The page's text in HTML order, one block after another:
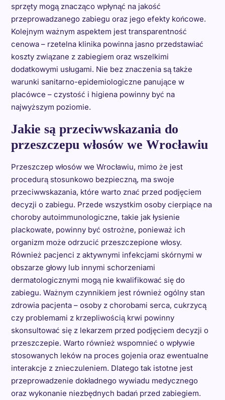
sprzęty mogą znacząco wpłynąć na jakość
przeprowadzanego zabiegu oraz jego efekty końcowe.
Kolejnym ważnym aspektem jest transparentność
cenowa – rzetelna klinika powinna jasno przedstawiać
koszty związane z zabiegiem oraz wszelkimi
dodatkowymi usługami. Nie bez znaczenia są także
warunki sanitarno-epidemiologiczne panujące w
placówce – czystość i higiena powinny być na
najwyższym poziomie.
Jakie są przeciwwskazania do
przeszczepu włosów we Wrocławiu
Przeszczep włosów we Wrocławiu, mimo że jest
procedurą stosunkowo bezpieczną, ma swoje
przeciwwskazania, które warto znać przed podjęciem
decyzji o zabiegu. Przede wszystkim osoby cierpiące na
choroby autoimmunologiczne, takie jak łysienie
plackowate, powinny być ostrożne, ponieważ ich
organizm może odrzucić przeszczepione włosy.
Również pacjenci z aktywnymi infekcjami skórnymi w
obszarze głowy lub innymi schorzeniami
dermatologicznymi mogą nie kwalifikować się do
zabiegu. Ważnym czynnikiem jest również ogólny stan
zdrowia pacjenta – osoby z chorobami serca, cukrzycą
czy problemami z krzepliwością krwi powinny
skonsultować się z lekarzem przed podjęciem decyzji o
przeszczepie. Warto również wspomnieć o wpływie
stosowanych leków na proces gojenia oraz ewentualne
interakcje z znieczuleniem. Dlatego tak istotne jest
przeprowadzenie dokładnego wywiadu medycznego
oraz wykonanie niezbędnych badań przed zabiegiem.